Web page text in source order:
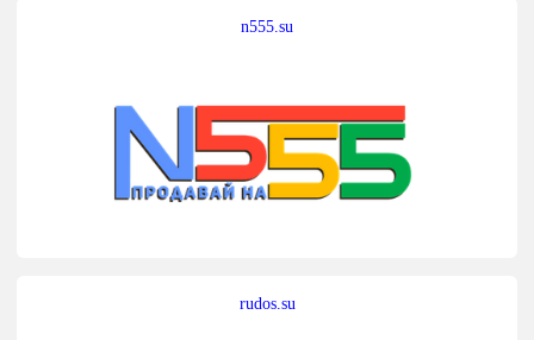
n555.su
rudos.su